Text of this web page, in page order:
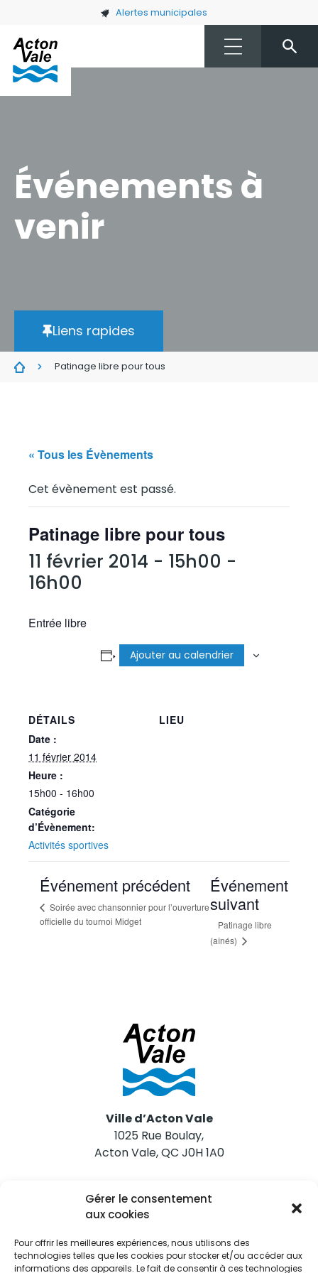
Gérer le consentement
aux cookies
Pour offrir les meilleures expériences, nous utilisons des
technologies telles que les cookies pour stocker et/ou accéder aux
informations des appareils. Le fait de consentir à ces technologies
Skip to main content Alertes municipales
Événements à
venir
Liens rapides
Patinage libre pour tous
« Tous les Évènements
Cet évènement est passé.
Patinage libre pour tous
11 février 2014 - 15h00 -
16h00
Entrée libre
Ajouter au calendrier
DÉTAILS
Date :
11 février 2014
Heure :
15h00 - 16h00
Catégorie
d’Évènement:
Activités sportives
LIEU
Événement précédent
Soirée avec chansonnier pour l’ouverture
officielle du tournoi Midget
Événement
suivant
Patinage libre
(aînés)
Ville d’Acton Vale
1025 Rue Boulay,
Acton Vale, QC J0H 1A0
Nous joindre
Tél. 450 546-2703